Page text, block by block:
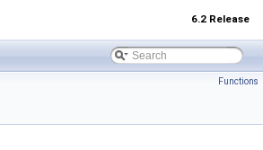
6.2 Release
Functions